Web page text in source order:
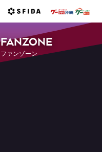
FANZONE
ファンゾーン